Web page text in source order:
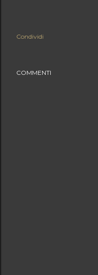
Condividi
COMMENTI